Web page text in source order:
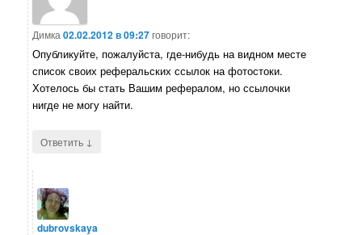
Димка 02.02.2012 в 09:27говорит:
Опубликуйте, пожалуйста, где-нибудь на видном месте
список своих реферальских ссылок на фотостоки.
Хотелось бы стать Вашим рефералом, но ссылочки
нигде не могу найти.
Ответить ↓
dubrovskaya